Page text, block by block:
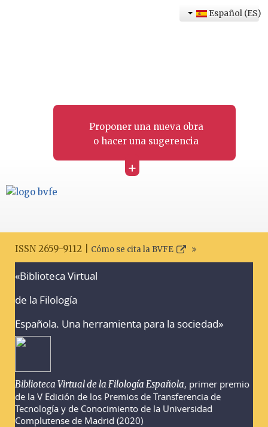
Proponer una nueva obra
o hacer una sugerencia
+
Español (ES)
ISSN 2659-9112 | Cómo se cita la BVFE
«Biblioteca Virtual
de la Filología
Española. Una herramienta para la sociedad»
Biblioteca Virtual de la Filología Española, primer premio
de la V Edición de los Premios de Transferencia de
Tecnología y de Conocimiento de la Universidad
Complutense de Madrid (2020)